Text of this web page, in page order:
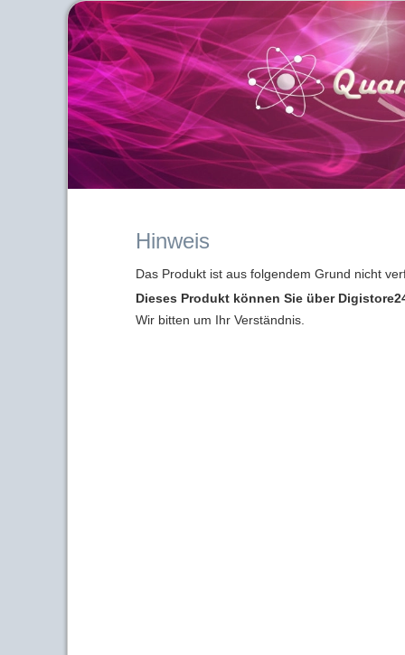
Hinweis
Das Produkt ist aus folgendem Grund nicht
Dieses Produkt können Sie über
Wir bitten um Ihr Verständnis.